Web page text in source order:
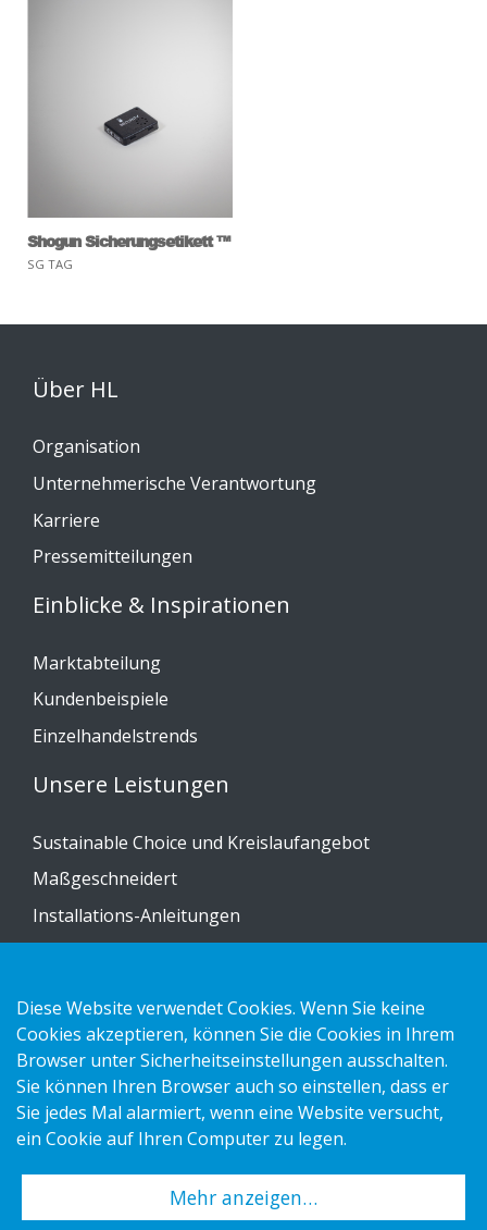
Shogun Sicherungsetikett ™
SG TAG
Über HL
Organisation
Unternehmerische Verantwortung
Karriere
Pressemitteilungen
Einblicke & Inspirationen
Marktabteilung
Kundenbeispiele
Einzelhandelstrends
Unsere Leistungen
Sustainable Choice und Kreislaufangebot
Maßgeschneidert
Installations-Anleitungen
Kontakt
Datenschutzerklärung
Cookies
Impressum
Diese Website verwendet Cookies. Wenn Sie keine
Cookies akzeptieren, können Sie die Cookies in Ihrem
Browser unter Sicherheitseinstellungen ausschalten.
Sie können Ihren Browser auch so einstellen, dass er
Sie jedes Mal alarmiert, wenn eine Website versucht,
ein Cookie auf Ihren Computer zu legen.
Mehr anzeigen…